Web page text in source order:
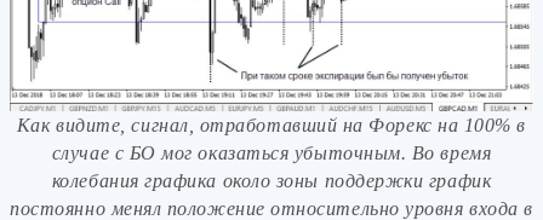
Как видите, сигнал, отработавший на Форекс на 100% в
случае с БО мог оказаться убыточным. Во время
колебания графика около зоны поддержки график
постоянно менял положение относительно уровня входа в